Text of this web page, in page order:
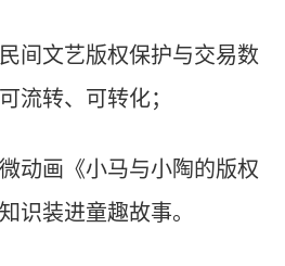
文艺版权保护与交易数
流转、可转化；
画《小马与小陶的版权
识装进童趣故事。